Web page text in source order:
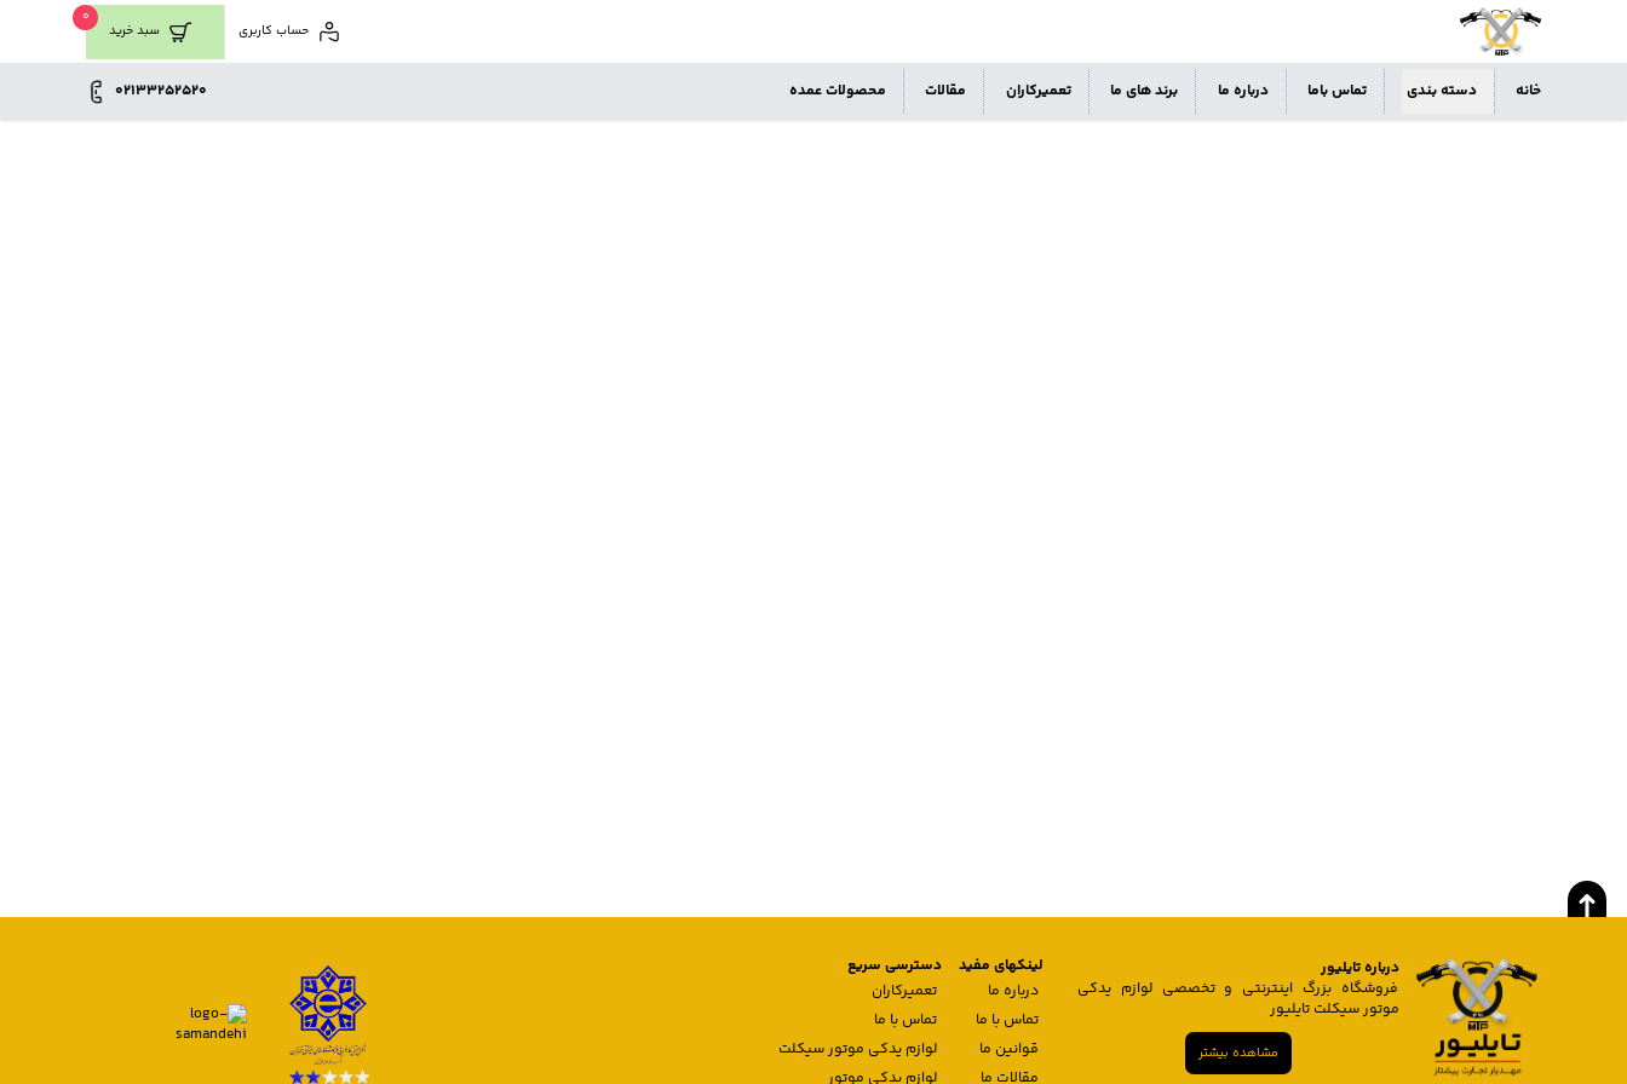
سبد خرید
0
حساب کاربری
خانه دسته بندی تماس باما درباره ما برند های ما تعمیرکاران مقالات محصولات عمده 02133252520
درباره تایلیور
فروشگاه بزرگ اینترنتی و تخصصی لوازم یدکی
موتور سیکلت تایلیور
مشاهده بیشتر
لینکهای مفید
درباره ما
تماس با ما
قوانین ما
مقالات ما
دسترسی سریع
تعمیرکاران
تماس با ما
لوازم یدکی موتور سیکلت
لوازم یدکی موتور